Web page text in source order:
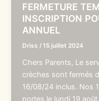
FERMETURE
INSCRIPTION
ANNUEL
Driss /15 juillet 2024
Chers Parents, Le
crèches sont fermés
16/08/24 inclus. Nos
portes le lundi 19